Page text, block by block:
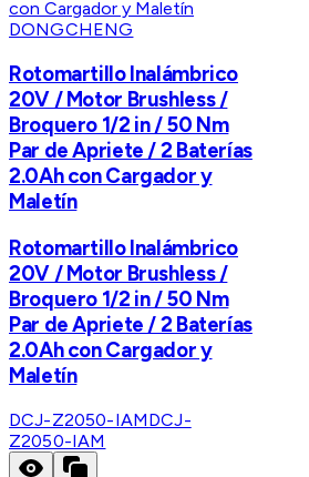
DONGCHENG
Rotomartillo Inalámbrico
20V / Motor Brushless /
Broquero 1/2 in / 50 Nm
Par de Apriete / 2 Baterías
2.0Ah con Cargador y
Maletín
Rotomartillo Inalámbrico
20V / Motor Brushless /
Broquero 1/2 in / 50 Nm
Par de Apriete / 2 Baterías
2.0Ah con Cargador y
Maletín
DCJ-Z2050-IAMDCJ-
Z2050-IAM